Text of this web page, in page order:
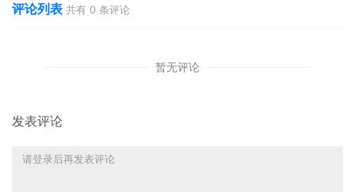
第一颗炸弹： 国务院810号令 & 税总15号公告 — “资金
机关报送平台内经营者的身份信息和收入信息。
划重点：
评论列表 共有 0 条评论
暂无评论
发表评论